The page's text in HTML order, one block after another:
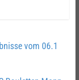
vom 06.1